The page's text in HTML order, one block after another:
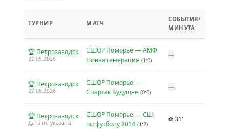
ТУРНИР МАТЧ
СОБЫТИЯ/
МИНУТА
🏆 Петрозаводск
27.05.2026
СШОР Поморье — АМФ
Новая генерация (1:0)
—
🏆 Петрозаводск
27.05.2026
СШОР Поморье —
Спартак Будущее (0:0)
—
🏆 Петрозаводск
Дата не указана
СШОР Поморье — СШ
по футболу 2014 (1:2)
⚽ 31'